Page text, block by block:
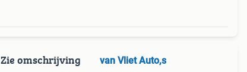
Zie omschrijving van Vliet Auto,s